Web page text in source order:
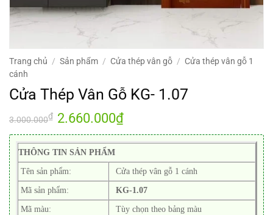
Trang chủ / Sản phẩm / Cửa thép vân gỗ / Cửa thép vân gỗ 1
cánh
Cửa Thép Vân Gỗ KG- 1.07
3.000.000₫ Giá
gốc
là:
3.000.000₫.
2.660.000₫Giá
tại
là:
THÔNG TIN SẢN PHẨM
Tên sản phẩm: Cửa thép vân gỗ 1 cánh
Mã sản phẩm: KG-1.07
Mã màu: Tùy chọn theo bảng màu